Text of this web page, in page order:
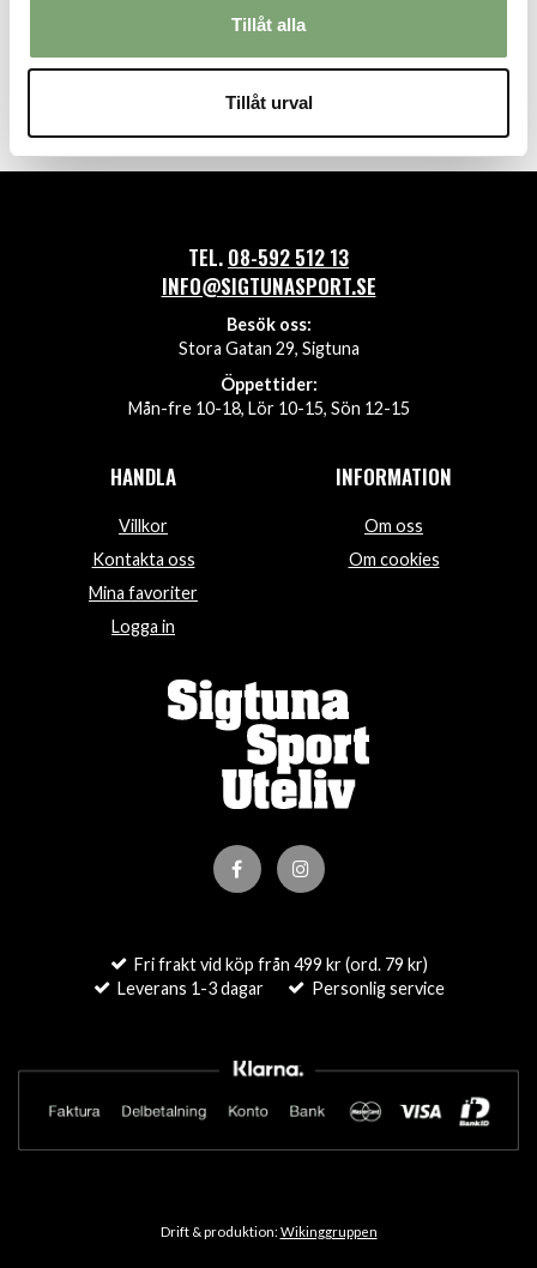
Tillåt alla
Tillåt urval
TEL. 08-592 512 13
INFO@SIGTUNASPORT.SE
Besök oss:
Stora Gatan 29, Sigtuna
Öppettider:
Mån-fre 10-18, Lör 10-15, Sön 12-15
HANDLA
Villkor
Kontakta oss
Mina favoriter
Logga in
INFORMATION
Om oss
Om cookies
Fri frakt vid köp från 499 kr (ord. 79 kr)
Leverans 1-3 dagar
Personlig service
Drift & produktion: Wikinggruppen